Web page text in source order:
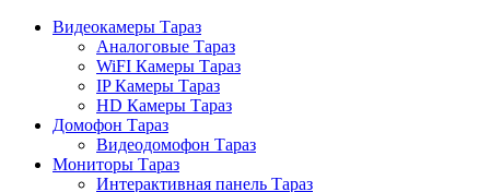
Видеокамеры Тараз
Аналоговые Тараз
WiFI Камеры Тараз
IP Камеры Тараз
HD Камеры Тараз
Домофон Тараз
Видеодомофон Тараз
Мониторы Тараз
Интерактивная панель Тараз